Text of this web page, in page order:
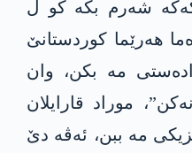
شەرم بکە کو ل
ھەرێما کوردستانێ
مە بکن، وان
موراد قارایلان
مە ببن، ئەڤە دێ